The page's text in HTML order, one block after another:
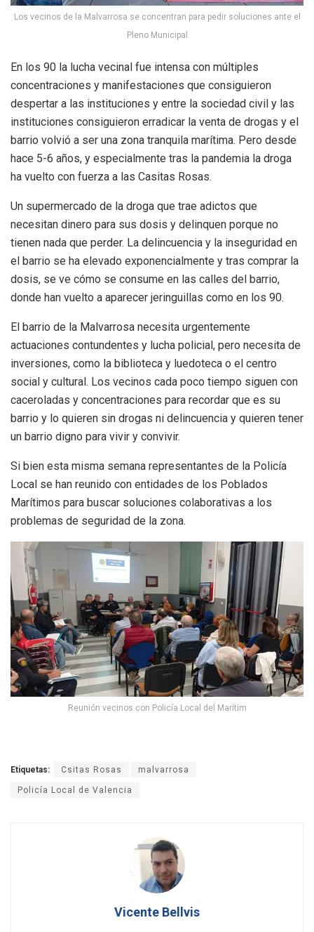
Los vecinos de la Malvarrosa se concentran para pedir soluciones ante el
Pleno Municipal
En los 90 la lucha vecinal fue intensa con múltiples
concentraciones y manifestaciones que consiguieron
despertar a las instituciones y entre la sociedad civil y las
instituciones consiguieron erradicar la venta de drogas y el
barrio volvió a ser una zona tranquila marítima. Pero desde
hace 5-6 años, y especialmente tras la pandemia la droga
ha vuelto con fuerza a las Casitas Rosas.
Un supermercado de la droga que trae adictos que
necesitan dinero para sus dosis y delinquen porque no
tienen nada que perder. La delincuencia y la inseguridad en
el barrio se ha elevado exponencialmente y tras comprar la
dosis, se ve cómo se consume en las calles del barrio,
donde han vuelto a aparecer jeringuillas como en los 90.
El barrio de la Malvarrosa necesita urgentemente
actuaciones contundentes y lucha policial, pero necesita de
inversiones, como la biblioteca y luedoteca o el centro
social y cultural. Los vecinos cada poco tiempo siguen con
caceroladas y concentraciones para recordar que es su
barrio y lo quieren sin drogas ni delincuencia y quieren tener
un barrio digno para vivir y convivir.
Si bien esta misma semana representantes de la Policía
Local se han reunido con entidades de los Poblados
Marítimos para buscar soluciones colaborativas a los
problemas de seguridad de la zona.
Reunión vecinos con Policía Local del Marítim
Etiquetas: Csitas Rosas malvarrosa
Policía Local de Valencia
Vicente Bellvis